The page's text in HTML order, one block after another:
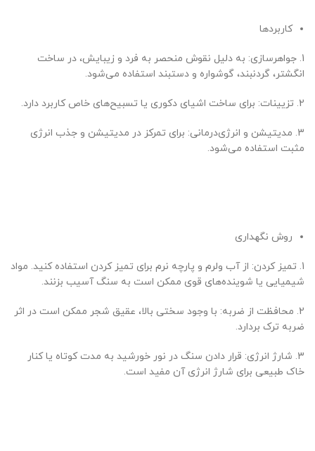
کاربردها
1. جواهرسازی: به دلیل نقوش منحصر به فرد و زیبایش، در ساخت
انگشتر، گردنبند، گوشواره و دستبند استفاده می‌شود.
2. تزیینات: برای ساخت اشیای دکوری یا تسبیح‌های خاص کاربرد دارد.
3. مدیتیشن و انرژی‌درمانی: برای تمرکز در مدیتیشن و جذب انرژی
مثبت استفاده می‌شود.
روش نگهداری
1. تمیز کردن: از آب ولرم و پارچه نرم برای تمیز کردن استفاده کنید. مواد
شیمیایی یا شوینده‌های قوی ممکن است به سنگ آسیب بزنند.
2. محافظت از ضربه: با وجود سختی بالا، عقیق شجر ممکن است در اثر
ضربه ترک بردارد.
3. شارژ انرژی: قرار دادن سنگ در نور خورشید به مدت کوتاه یا کنار
خاک طبیعی برای شارژ انرژی آن مفید است.